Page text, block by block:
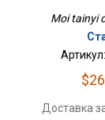
Moi tainyi
Доставка